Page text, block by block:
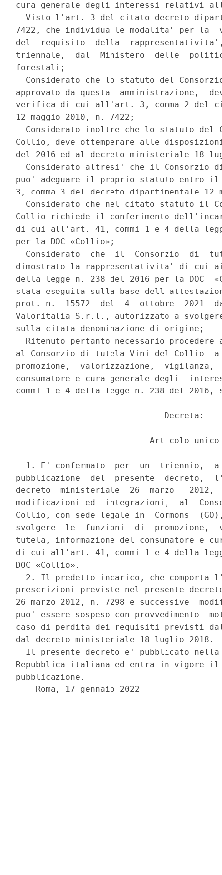
cura generale degli interessi relativi
Visto l'art. 3 del citato decreto
7422, che individua le modalita' per la
del  requisito  della
triennale,  dal  Ministero  delle
forestali;
Considerato che lo statuto del
approvato da questa  amministrazione,
verifica di cui all'art. 3, comma 2 del
12 maggio 2010, n. 7422;
Considerato inoltre che lo statuto del
Collio, deve ottemperare alle
del 2016 ed al decreto ministeriale 18
Considerato altresi' che il Consorzio
puo' adeguare il proprio statuto entro
3, comma 3 del decreto dipartimentale 12
Considerato che nel citato statuto il
Collio richiede il conferimento
di cui all'art. 41, commi 1 e 4 della
per la DOC «Collio»;
Considerato  che  il  Consorzio  di
dimostrato la rappresentativita' di cui
della legge n. 238 del 2016 per la
stata eseguita sulla base
prot. n.  15572  del  4  ottobre  2021
Valoritalia S.r.l., autorizzato a
sulla citata denominazione di origine;
Ritenuto pertanto necessario procedere
al Consorzio di tutela Vini del Collio
promozione,  valorizzazione,
consumatore e cura generale degli
commi 1 e 4 della legge n. 238 del 2016,
                              Decreta:
Articolo
1. E' confermato  per  un  triennio,
pubblicazione  del  presente  decreto,
decreto  ministeriale  26  marzo
modificazioni ed  integrazioni,  al
Collio, con sede legale in  Cormons
svolgere  le  funzioni  di  promozione,
tutela, informazione del consumatore e
di cui all'art. 41, commi 1 e 4 della
DOC «Collio».
2. Il predetto incarico, che comporta
prescrizioni previste nel presente
26 marzo 2012, n. 7298 e successive
puo' essere sospeso con provvedimento
caso di perdita dei requisiti previsti
dal decreto ministeriale 18 luglio 2018.
Il presente decreto e' pubblicato
Repubblica italiana ed entra in vigore il
pubblicazione.
    Roma, 17 gennaio 2022